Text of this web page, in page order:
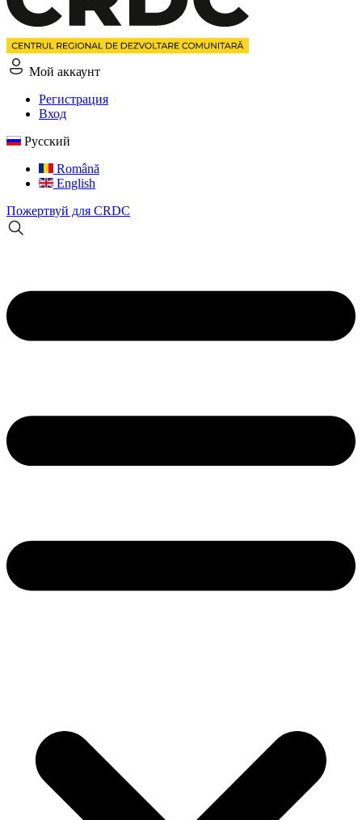
Мой аккаунт
Регистрация
Вход
Русский
Română
English
Пожертвуй для CRDC